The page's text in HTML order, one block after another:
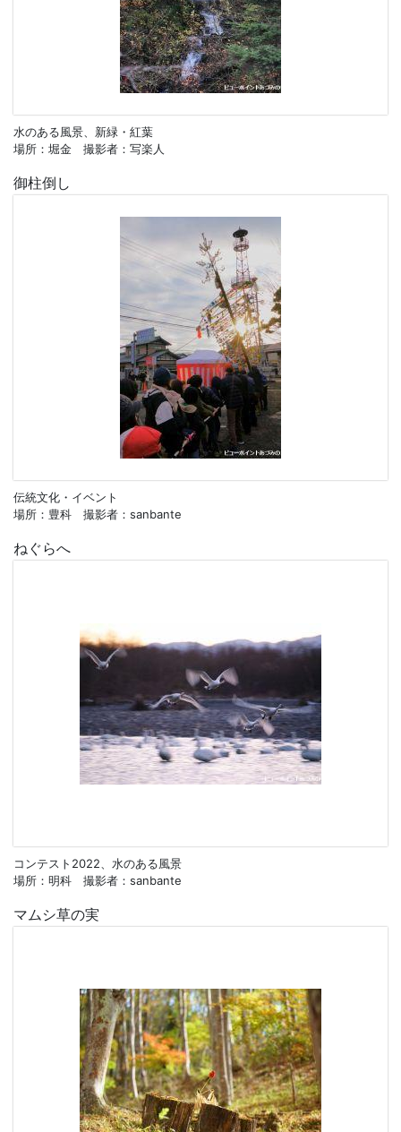
水のある風景、新緑・紅葉
場所：堀金 撮影者：写楽人
御柱倒し
伝統文化・イベント
場所：豊科 撮影者：sanbante
ねぐらへ
コンテスト2022、水のある風景
場所：明科 撮影者：sanbante
マムシ草の実